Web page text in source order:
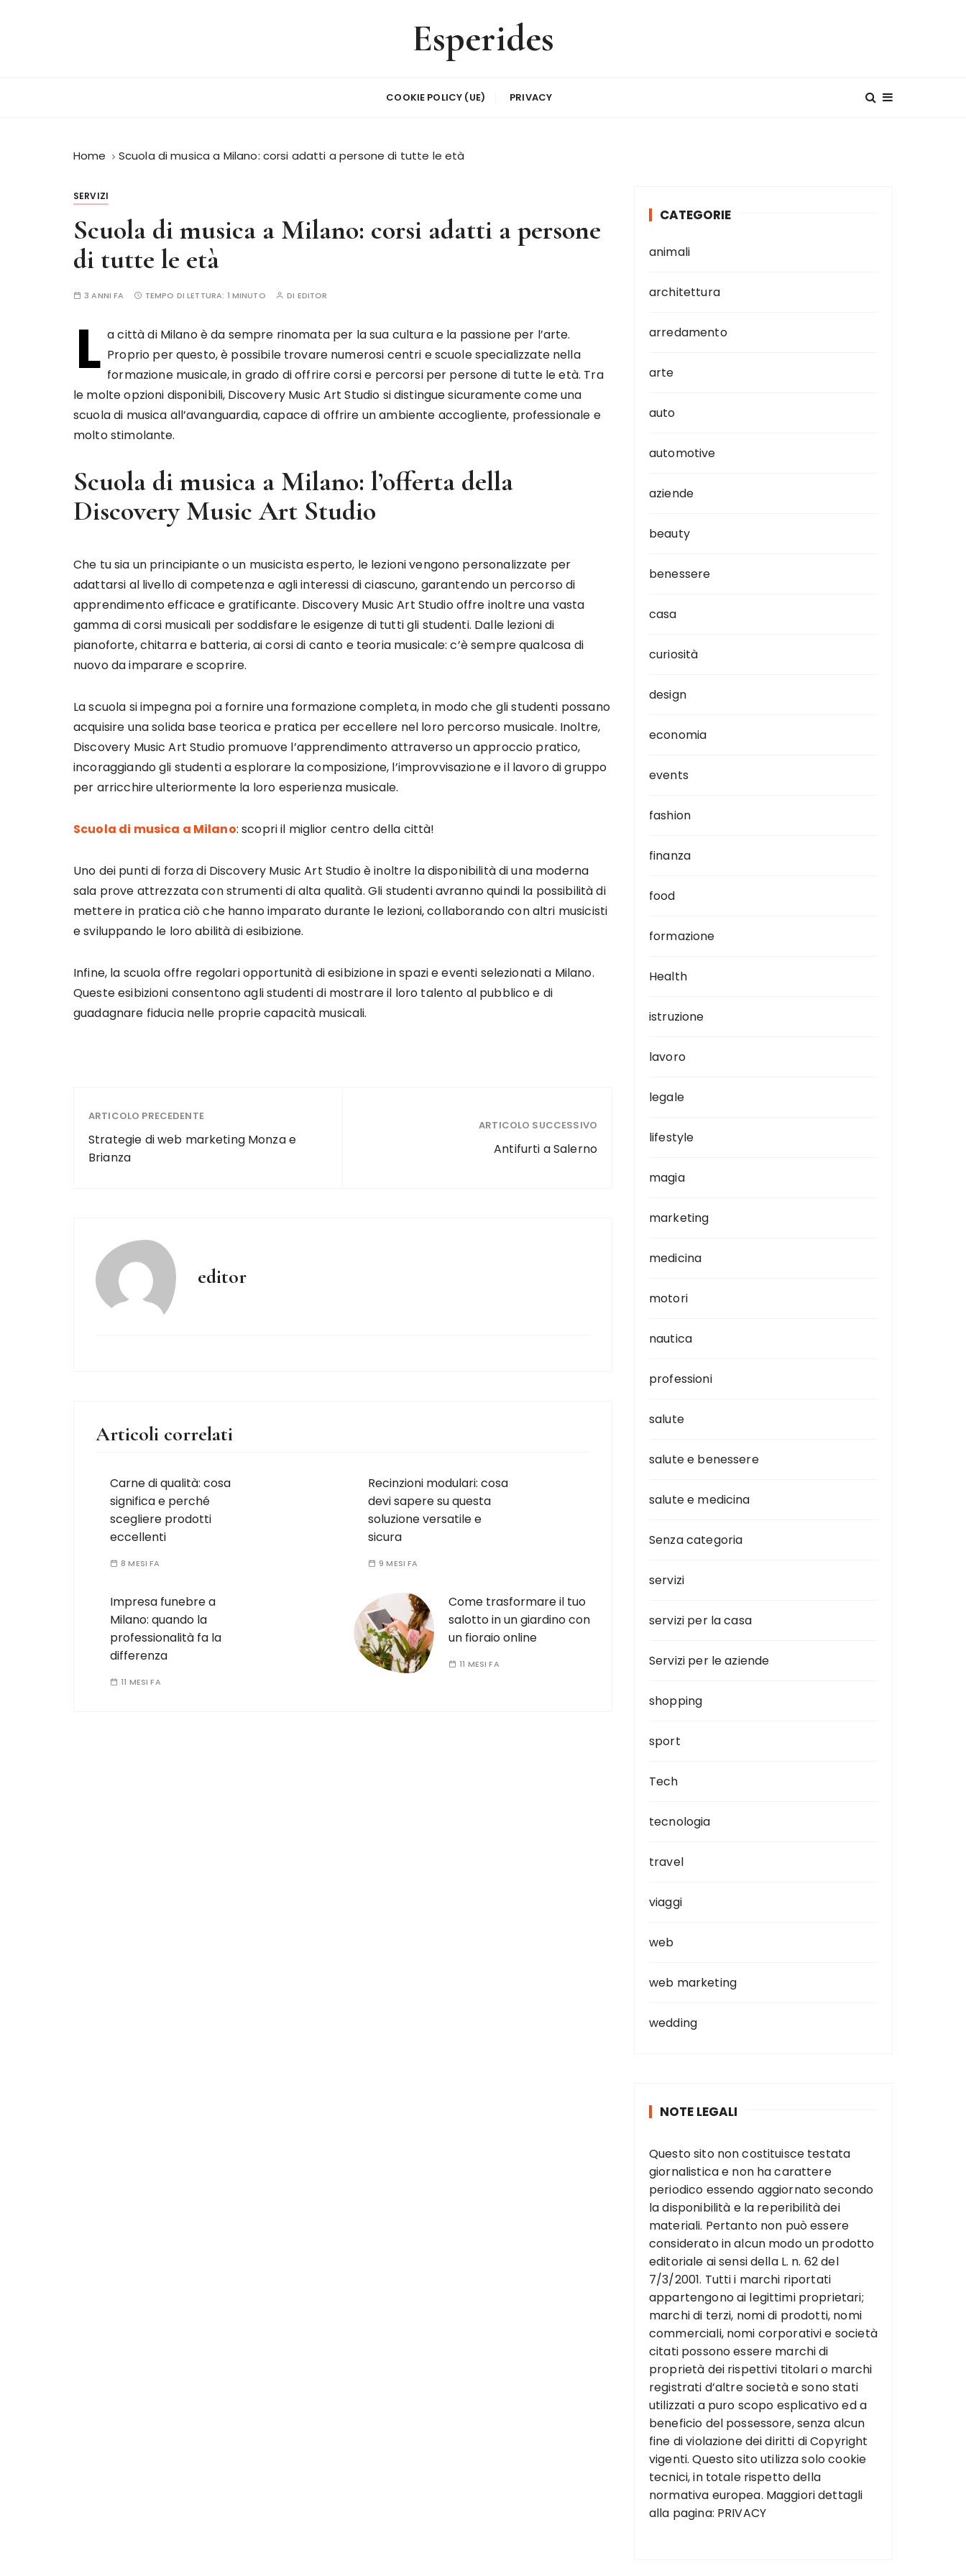
Esperides
COOKIE POLICY (UE) PRIVACY
Home Scuola di musica a Milano: corsi adatti a persone di tutte le età
SERVIZI
Scuola di musica a Milano: corsi adatti a persone
di tutte le età
3 ANNI FA TEMPO DI LETTURA: 1 MINUTO DI EDITOR
L a città di Milano è da sempre rinomata per la sua cultura e la passione per l’arte.
Proprio per questo, è possibile trovare numerosi centri e scuole specializzate nella
formazione musicale, in grado di offrire corsi e percorsi per persone di tutte le età. Tra
le molte opzioni disponibili, Discovery Music Art Studio si distingue sicuramente come una
scuola di musica all’avanguardia, capace di offrire un ambiente accogliente, professionale e
molto stimolante.
Scuola di musica a Milano: l’offerta della
Discovery Music Art Studio
Che tu sia un principiante o un musicista esperto, le lezioni vengono personalizzate per
adattarsi al livello di competenza e agli interessi di ciascuno, garantendo un percorso di
apprendimento efficace e gratificante. Discovery Music Art Studio offre inoltre una vasta
gamma di corsi musicali per soddisfare le esigenze di tutti gli studenti. Dalle lezioni di
pianoforte, chitarra e batteria, ai corsi di canto e teoria musicale: c’è sempre qualcosa di
nuovo da imparare e scoprire.
La scuola si impegna poi a fornire una formazione completa, in modo che gli studenti possano
acquisire una solida base teorica e pratica per eccellere nel loro percorso musicale. Inoltre,
Discovery Music Art Studio promuove l’apprendimento attraverso un approccio pratico,
incoraggiando gli studenti a esplorare la composizione, l’improvvisazione e il lavoro di gruppo
per arricchire ulteriormente la loro esperienza musicale.
Scuola di musica a Milano: scopri il miglior centro della città!
Uno dei punti di forza di Discovery Music Art Studio è inoltre la disponibilità di una moderna
sala prove attrezzata con strumenti di alta qualità. Gli studenti avranno quindi la possibilità di
mettere in pratica ciò che hanno imparato durante le lezioni, collaborando con altri musicisti
e sviluppando le loro abilità di esibizione.
Infine, la scuola offre regolari opportunità di esibizione in spazi e eventi selezionati a Milano.
Queste esibizioni consentono agli studenti di mostrare il loro talento al pubblico e di
guadagnare fiducia nelle proprie capacità musicali.
ARTICOLO PRECEDENTE
Strategie di web marketing Monza e
Brianza
ARTICOLO SUCCESSIVO
Antifurti a Salerno
editor
Articoli correlati
Carne di qualità: cosa
significa e perché
scegliere prodotti
eccellenti
8 MESI FA
Recinzioni modulari: cosa
devi sapere su questa
soluzione versatile e
sicura
9 MESI FA
Impresa funebre a
Milano: quando la
professionalità fa la
differenza
11 MESI FA
Come trasformare il tuo
salotto in un giardino con
un fioraio online
11 MESI FA
CATEGORIE
animali
architettura
arredamento
arte
auto
automotive
aziende
beauty
benessere
casa
curiosità
design
economia
events
fashion
finanza
food
formazione
Health
istruzione
lavoro
legale
lifestyle
magia
marketing
medicina
motori
nautica
professioni
salute
salute e benessere
salute e medicina
Senza categoria
servizi
servizi per la casa
Servizi per le aziende
shopping
sport
Tech
tecnologia
travel
viaggi
web
web marketing
wedding
NOTE LEGALI
Questo sito non costituisce testata
giornalistica e non ha carattere
periodico essendo aggiornato secondo
la disponibilità e la reperibilità dei
materiali. Pertanto non può essere
considerato in alcun modo un prodotto
editoriale ai sensi della L. n. 62 del
7/3/2001. Tutti i marchi riportati
appartengono ai legittimi proprietari;
marchi di terzi, nomi di prodotti, nomi
commerciali, nomi corporativi e società
citati possono essere marchi di
proprietà dei rispettivi titolari o marchi
registrati d’altre società e sono stati
utilizzati a puro scopo esplicativo ed a
beneficio del possessore, senza alcun
fine di violazione dei diritti di Copyright
vigenti. Questo sito utilizza solo cookie
tecnici, in totale rispetto della
normativa europea. Maggiori dettagli
alla pagina: PRIVACY